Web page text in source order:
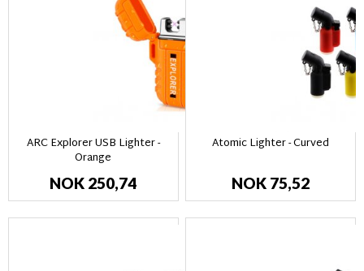
ARC Explorer USB Lighter -
Orange
NOK 250,74
Atomic Lighter - Curved
NOK 75,52